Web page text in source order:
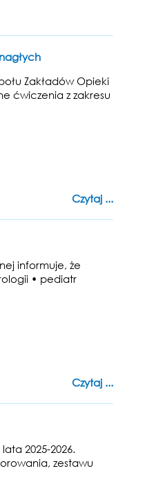
Zakładów Opieki
ćwiczenia z zakresu
Czytaj ...
informuje, że
• pediatr
Czytaj ...
2025-2026.
zestawu